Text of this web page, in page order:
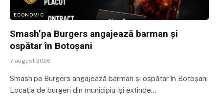
ECONOMIC
Smash’pa Burgers angajează barman și
ospătar în Botoșani
7 august 2026
Smash’pa Burgers angajează barman și ospătar în Botoșani
Locația de burgeri din municipiu își extinde…